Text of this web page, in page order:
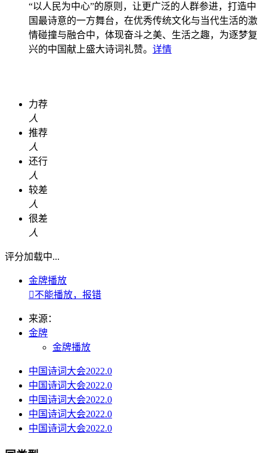
“以人民为中心”的原则，让更广泛的人群参进，打造中
国最诗意的一方舞台，在优秀传统文化与当代生活的激
情碰撞与融合中，体现奋斗之美、生活之趣，为逐梦复
兴的中国献上盛大诗词礼赞。 详情
力荐
人
推荐
人
还行
人
较差
人
很差
人
评分加载中...
金牌播放
不能播放，报错
来源：
金牌
金牌播放
中国诗词大会2022.0
中国诗词大会2022.0
中国诗词大会2022.0
中国诗词大会2022.0
中国诗词大会2022.0